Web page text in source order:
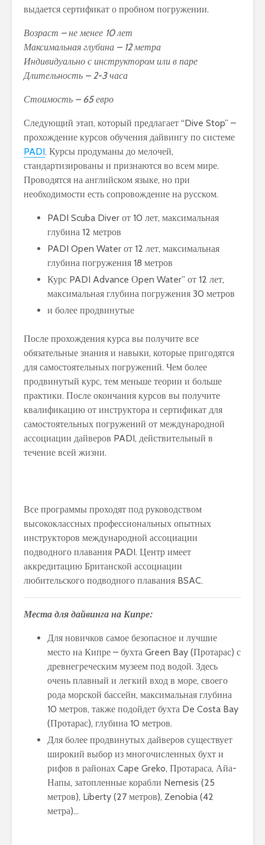
выдается сертификат о пробном погружении.
Возраст – не менее 10 лет
Максимальная глубина – 12 метра
Индивидуально с инструктором или в паре
Длительность – 2-3 часа
Стоимость – 65 евро
Следующий этап, который предлагает “Dive Stop” –
прохождение курсов обучения дайвингу по системе
PADI. Курсы продуманы до мелочей,
стандартизированы и признаются во всем мире.
Проводятся на английском языке, но при
необходимости есть сопровождение на русском.
PADI Scuba Diver от 10 лет, максимальная
глубина 12 метров
PADI Open Water от 12 лет, максимальная
глубина погружения 18 метров
Курс PADI Advance Оpen Water” от 12 лет,
максимальная глубина погружения 30 метров
и более продвинутые
После прохождения курса вы получите все
обязательные знания и навыки, которые пригодятся
для самостоятельных погружений. Чем более
продвинутый курс, тем меньше теории и больше
практики. После окончания курсов вы получите
квалификацию от инструктора и сертификат для
самостоятельных погружений от международной
ассоциации дайверов PADI, действительный в
течение всей жизни.
Все программы проходят под руководством
высококлассных профессиональных опытных
инструкторов международной ассоциации
подводного плавания PADI. Центр имеет
аккредитацию Британской ассоциации
любительского подводного плавания BSAC.
Места для дайвинга на Кипре:
Для новичков самое безопасное и лучшие
место на Кипре – бухта Green Bay (Протарас) с
древнегреческим музеем под водой. Здесь
очень плавный и легкий вход в море, своего
рода морской бассейн, максимальная глубина
10 метров, также подойдет бухта De Costa Bay
(Протарас), глубина 10 метров.
Для более продвинутых дайверов существует
широкий выбор из многочисленных бухт и
рифов в районах Cape Greko, Протараса, Айа-
Напы, затопленные корабли Nemesis (25
метров), Liberty (27 метров), Zenobia (42
метра)…